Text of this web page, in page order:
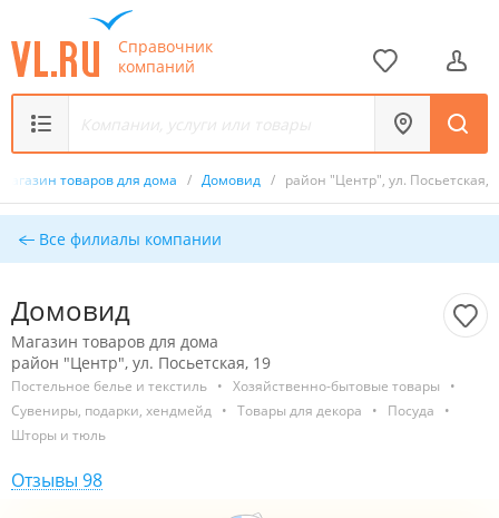
Справочник
компаний
Магазин товаров для дома / Домовид / район "Центр", ул. Посьетская,
Все филиалы компании
Домовид
Магазин товаров для дома
район "Центр", ул. Посьетская, 19
Постельное белье и текстиль • Хозяйственно-бытовые товары
•
Сувениры, подарки, хендмейд • Товары для декора • Посуда
•
Шторы и тюль
Отзывы 98